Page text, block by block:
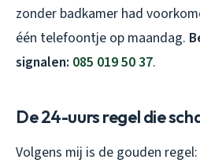
zonder badkamer had
één telefoontje op maandag.
signalen: 085 019 50 37.
De 24-uurs regel die
Volgens mij is de gouden